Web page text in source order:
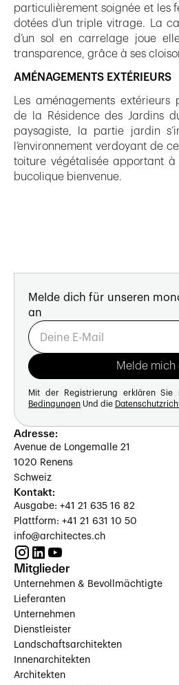
particulièrement soignée et les
dotées d’un triple vitrage. La
d’un sol en carrelage joue
transparence, grâce à ses
AMÉNAGEMENTS EXTÉRIEURS
Les aménagements
de la Résidence des Jardins
paysagiste, la partie jardin
l’environnement verdoyant de
toiture végétalisée apportant à
bucolique bienvenue.
Melde dich für unseren
an
Mit der Registrierung erklären
Bedingungen Und die
Adresse:
Avenue de Longemalle 21
1020 Renens
Schweiz
Kontakt:
Ausgabe: +41 21 635 16 82
Plattform: +41 21 631 10 50
info@architectes.ch
Mitglieder
Unternehmen & Bevollmächtigte
Lieferanten
Unternehmen
Dienstleister
Landschaftsarchitekten
Innenarchitekten
Architekten